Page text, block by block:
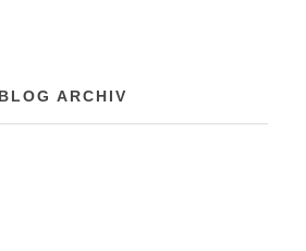
BLOG ARCHIV